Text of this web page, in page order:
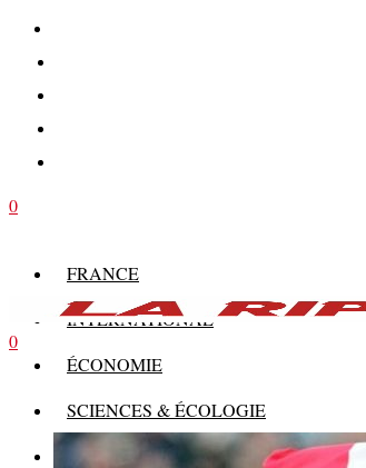
0
FRANCE
INTERNATIONAL
ÉCONOMIE
SCIENCES & ÉCOLOGIE
HISTOIRE
0